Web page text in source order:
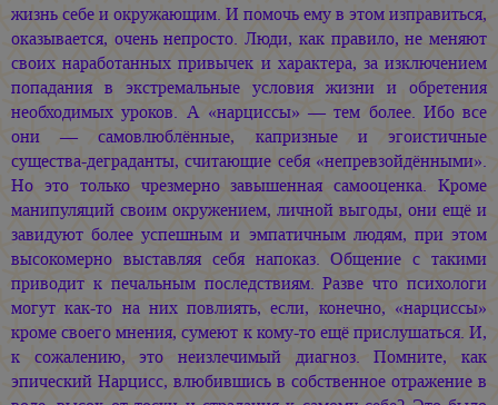
жизнь себе и окружающим. И помочь ему в этом изправиться,
оказывается, очень непросто. Люди, как правило, не меняют
своих наработанных привычек и характера, за изключением
попадания в экстремальные условия жизни и обретения
необходимых уроков. А «нарциссы» — тем более. Ибо все
они — самовлюблённые, капризные и эгоистичные
существа-деграданты, считающие себя «непревзойдёнными».
Но это только чрезмерно завышенная самооценка. Кроме
манипуляций своим окружением, личной выгоды, они ещё и
завидуют более успешным и эмпатичным людям, при этом
высокомерно выставляя себя напоказ. Общение с такими
приводит к печальным последствиям. Разве что психологи
могут как-то на них повлиять, если, конечно, «нарциссы»
кроме своего мнения, сумеют к кому-то ещё прислушаться. И,
к сожалению, это неизлечимый диагноз. Помните, как
эпический Нарцисс, влюбившись в собственное отражение в